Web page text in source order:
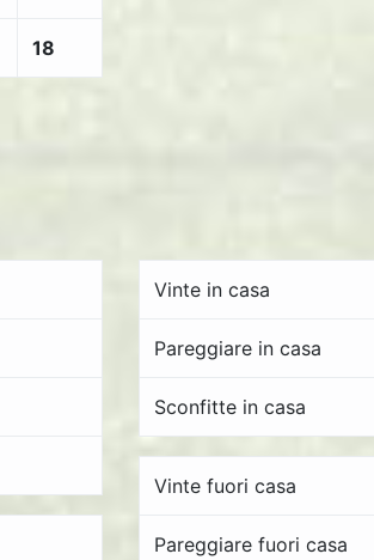
18
Vinte in casa
Pareggiare in casa
Sconfitte in casa
Vinte fuori casa
Pareggiare fuori casa